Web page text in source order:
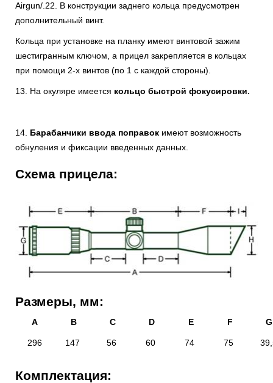
Airgun/.22. В конструкции заднего кольца предусмотрен
дополнительный винт.
Кольца при установке на планку имеют винтовой зажим
шестигранным ключом, а прицел закрепляется в кольцах
при помощи 2-х винтов (по 1 с каждой стороны).
13. На окуляре имеется кольцо быстрой фокусировки.
14. Барабанчики ввода поправок имеют возможность
обнуления и фиксации введенных данных.
Схема прицела:
Размеры, мм:
А В С D E F G
296 147 56 60 74 75
Комплектация: